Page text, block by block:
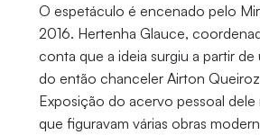
O espetáculo é encenado pelo
2016. Hertenha Glauce,
conta que a ideia surgiu a partir
do então chanceler Airton
Exposição do acervo pessoal dele
que figuravam várias obras